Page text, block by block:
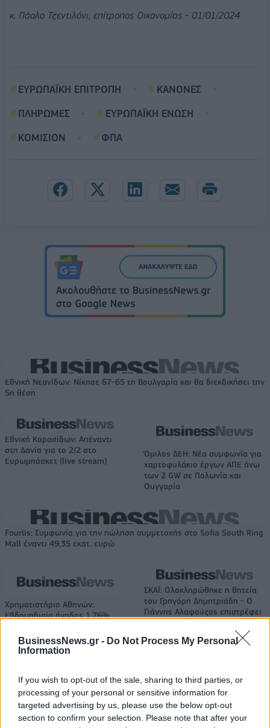
BusinessNews.gr - Do Not Process My Personal
Information
If you wish to opt-out of the sale, sharing to third parties, or
processing of your personal or sensitive information for
targeted advertising by us, please use the below opt-out
section to confirm your selection. Please note that after your
κ. Πάολο Τζεντιλόνι, επίτροπος Οικονομίας - 01/01/2024
ΕΥΡΩΠΑΪΚΗ ΕΠΙΤΡΟΠΗ
ΚΑΝΟΝΕΣ
ΠΛΗΡΩΜΕΣ
ΕΥΡΩΠΑΪΚΗ ΕΝΩΣΗ
ΚΟΜΙΣΙΟΝ
ΦΠΑ
Εθνική Νεανίδων: Νίκησε 67-65 τη Βουλγαρία και θα διεκδικήσει την
5η θέση
Εθνική Κορασίδων: Απέναντι
στη Δανία για το 2/2 στο
Ευρωμπάσκετ (live stream)
Όμιλος ΔΕΗ: Νέα συμφωνία για
χαρτοφυλάκιο έργων ΑΠΕ άνω
των 2 GW σε Πολωνία και
Ουγγαρία
Fourlis: Συμφωνία για την πώληση συμμετοχής στο Sofia South Ring
Mall έναντι 49,35 εκατ. ευρώ
Χρηματιστήριο Αθηνών:
Εβδομαδιαία άνοδος 1,76%,
του έτους
ΣΚΑΪ: Ολοκληρώθηκε η θητεία
του Γρηγόρη Δημητριάδη - Ο
Γιάννης Αλαφούζος επιστρέφει
Media: Με ενίσχυση 8 εκατ. ευρώ σε 451 επιχειρήσεις ξεκίνησε το
πρόγραμμα στήριξης- Κάλυψη εισφορών ΕΔΟΕΑΠ